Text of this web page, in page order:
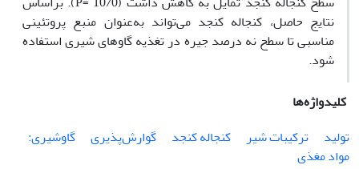
نتایج حاصل، کنجاله کنجد می‌تواند به‌عنوان منبع پروتئینی
مناسبی تا سطح نه درصد جیره در تغذیه گاوهای ‌شیری استفاده
شود.
کلیدواژه‌ها
تولید
ترکیبات شیر کنجاله کنجد گوارش‌پذیری
گاوشیری:
مواد مغذی